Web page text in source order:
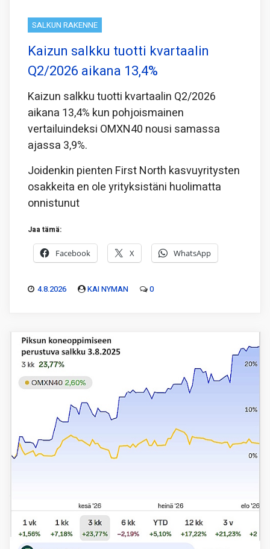
SALKUN RAKENNE
Kaizun salkku tuotti kvartaalin
Q2/2026 aikana 13,4%
Kaizun salkku tuotti kvartaalin Q2/2026
aikana 13,4% kun pohjoismainen
vertailuindeksi OMXN40 nousi samassa
ajassa 3,9%.
Joidenkin pienten First North kasvuyritysten
osakkeita en ole yrityksistäni huolimatta
onnistunut
Jaa tämä:
Facebook X WhatsApp
4.8.2026 KAI NYMAN 0